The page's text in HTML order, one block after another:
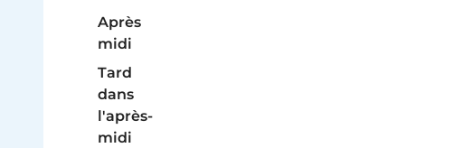
Après
midi
Tard
dans
l'après-
midi